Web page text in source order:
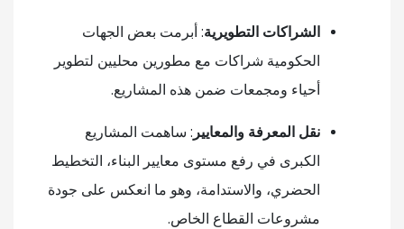
الشراكات التطويرية: أبرمت بعض الجهات
الحكومية شراكات مع مطورين محليين لتطوير
أحياء ومجمعات ضمن هذه المشاريع.
نقل المعرفة والمعايير : ساهمت المشاريع
الكبرى في رفع مستوى معايير البناء، التخطيط
الحضري، والاستدامة، وهو ما انعكس على جودة
مشروعات القطاع الخاص.